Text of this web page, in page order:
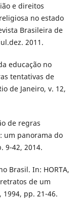
e direitos
no estado
Brasileira de
2011.
educação no
tentativas de
de Janeiro, v. 12,
de regras
um panorama do
9-42, 2014.
Brasil. In: HORTA,
de um
pp. 21-46.